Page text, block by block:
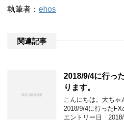
執筆者： ehos
関連記事
2018/9/4に行っ
ります。
こんにちは。大ちゃ
2018/9/4に行ったFX
エントリー日